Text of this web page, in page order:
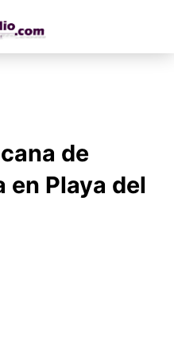
de
en Playa del